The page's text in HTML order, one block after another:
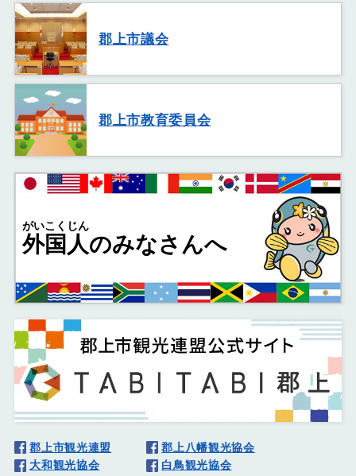
郡上市議会
郡上市教育委員会
外国人
がいこくじん
のみなさんへ
郡上市観光連盟
郡上八幡観光協会
大和観光協会
白鳥観光協会